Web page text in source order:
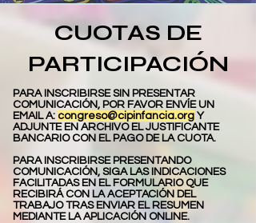
CUOTAS DE
PARTICIPACIÓN
PARA INSCRIBIRSE SIN PRESENTAR
COMUNICACIÓN, POR FAVOR ENVÍE UN
EMAIL A: congreso@cipinfancia.org Y
ADJUNTE EN ARCHIVO EL JUSTIFICANTE
BANCARIO CON EL PAGO DE LACUOTA.
PARA INSCRIBIRSE PRESENTANDO
COMUNICACIÓN, SIGA LAS INDICACIONES
FACILITADAS EN EL FORMULARIO QUE
RECIBIRÁ CON LA ACEPTACIÓN DEL
TRABAJO TRAS ENVIAR EL RESUMEN
MEDIANTE LA APLICACIÓN ONLINE.